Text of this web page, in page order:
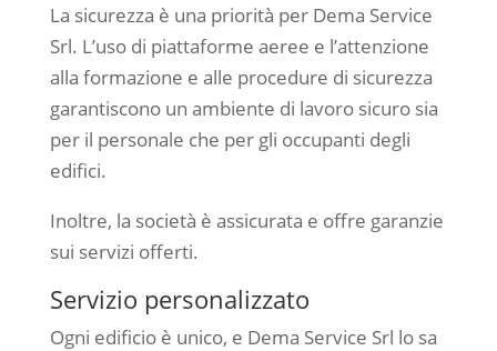
La sicurezza è una priorità per Dema Service
Srl. L’uso di piattaforme aeree e l’attenzione
alla formazione e alle procedure di sicurezza
garantiscono un ambiente di lavoro sicuro sia
per il personale che per gli occupanti degli
edifici.
Inoltre, la società è assicurata e offre garanzie
sui servizi offerti.
Servizio personalizzato
Ogni edificio è unico, e Dema Service Srl lo sa